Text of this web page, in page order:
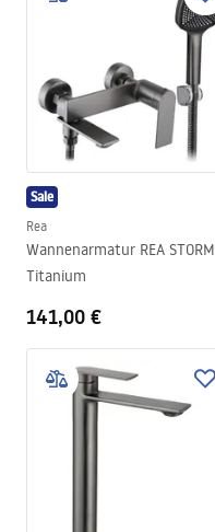
Sale
Rea
Wannenarmatur REA STORM
Titanium
141,00 €